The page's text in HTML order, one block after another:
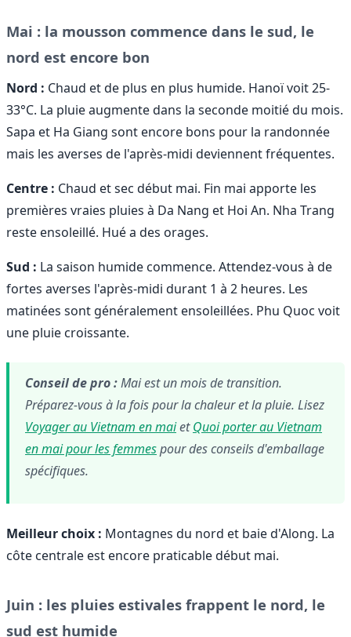
Mai : la mousson commence dans le sud, le
nord est encore bon
Nord : Chaud et de plus en plus humide. Hanoï voit 25-
33°C. La pluie augmente dans la seconde moitié du mois.
Sapa et Ha Giang sont encore bons pour la randonnée
mais les averses de l'après-midi deviennent fréquentes.
Centre : Chaud et sec début mai. Fin mai apporte les
premières vraies pluies à Da Nang et Hoi An. Nha Trang
reste ensoleillé. Hué a des orages.
Sud : La saison humide commence. Attendez-vous à de
fortes averses l'après-midi durant 1 à 2 heures. Les
matinées sont généralement ensoleillées. Phu Quoc voit
une pluie croissante.
Conseil de pro :Mai est un mois de transition.
Préparez-vous à la fois pour la chaleur et la pluie. Lisez
Voyager au Vietnam en maietQuoi porter au Vietnam
en mai pour les femmespour des conseils d'emballage
spécifiques.
Meilleur choix : Montagnes du nord et baie d'Along. La
côte centrale est encore praticable début mai.
Juin : les pluies estivales frappent le nord, le
sud est humide